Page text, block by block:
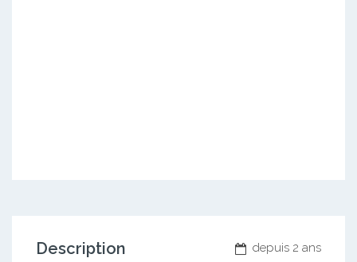
depuis 2 ans
Description